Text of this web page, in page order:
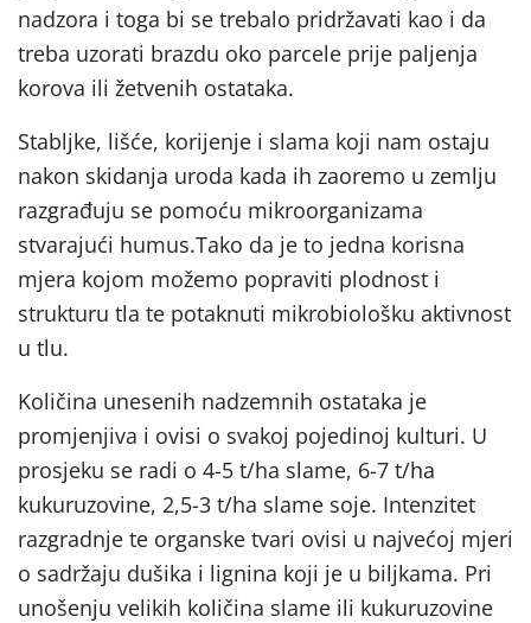
nadzora i toga bi se trebalo pridržavati kao i da
treba uzorati brazdu oko parcele prije paljenja
korova ili žetvenih ostataka.
Stabljke, lišće, korijenje i slama koji nam ostaju
nakon skidanja uroda kada ih zaoremo u zemlju
razgrađuju se pomoću mikroorganizama
stvarajući humus.Tako da je to jedna korisna
mjera kojom možemo popraviti plodnost i
strukturu tla te potaknuti mikrobiološku aktivnost
u tlu.
Količina unesenih nadzemnih ostataka je
promjenjiva i ovisi o svakoj pojedinoj kulturi. U
prosjeku se radi o 4-5 t/ha slame, 6-7 t/ha
kukuruzovine, 2,5-3 t/ha slame soje. Intenzitet
razgradnje te organske tvari ovisi u najvećoj mjeri
o sadržaju dušika i lignina koji je u biljkama. Pri
unošenju velikih količina slame ili kukuruzovine